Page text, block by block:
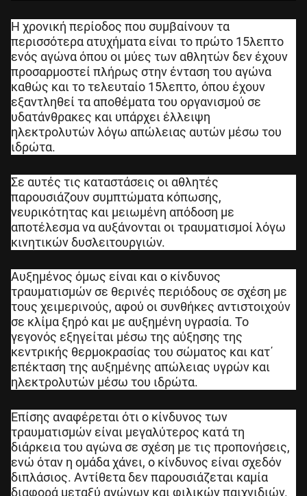
Η χρονική περίοδος που συμβαίνουν τα
περισσότερα ατυχήματα είναι το πρώτο 15λεπτο
ενός αγώνα όπου οι μύες των αθλητών δεν έχουν
προσαρμοστεί πλήρως στην ένταση του αγώνα
καθώς και το τελευταίο 15λεπτο, όπου έχουν
εξαντληθεί τα αποθέματα του οργανισμού σε
υδατάνθρακες και υπάρχει έλλειψη
ηλεκτρολυτών λόγω απώλειας αυτών μέσω του
ιδρώτα.
Σε αυτές τις καταστάσεις οι αθλητές
παρουσιάζουν συμπτώματα κόπωσης,
νευρικότητας και μειωμένη απόδοση με
αποτέλεσμα να αυξάνονται οι τραυματισμοί λόγω
κινητικών δυσλειτουργιών.
Αυξημένος όμως είναι και ο κίνδυνος
τραυματισμών σε θερινές περιόδους σε σχέση με
τους χειμερινούς, αφού οι συνθήκες αντιστοιχούν
σε κλίμα ξηρό και με αυξημένη υγρασία. Το
γεγονός εξηγείται μέσω της αύξησης της
κεντρικής θερμοκρασίας του σώματος και κατ΄
επέκταση της αυξημένης απώλειας υγρών και
ηλεκτρολυτών μέσω του ιδρώτα.
Επίσης αναφέρεται ότι ο κίνδυνος των
τραυματισμών είναι μεγαλύτερος κατά τη
διάρκεια του αγώνα σε σχέση με τις προπονήσεις,
ενώ όταν η ομάδα χάνει, ο κίνδυνος είναι σχεδόν
διπλάσιος. Αντίθετα δεν παρουσιάζεται καμία
διαφορά μεταξύ αγώνων και φιλικών παιχνιδιών.